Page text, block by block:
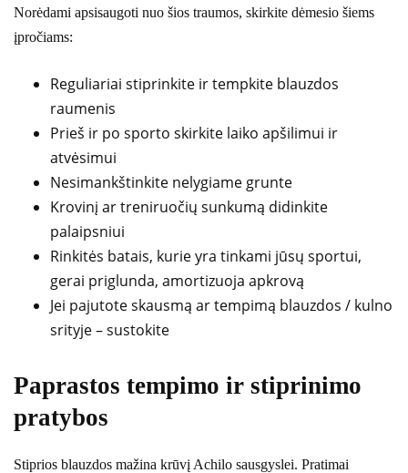
Norėdami apsisaugoti nuo šios traumos, skirkite dėmesio šiems
įpročiams:
Reguliariai stiprinkite ir tempkite blauzdos
raumenis
Prieš ir po sporto skirkite laiko apšilimui ir
atvėsimui
Nesimankštinkite nelygiame grunte
Krovinį ar treniruočių sunkumą didinkite
palaipsniui
Rinkitės batais, kurie yra tinkami jūsų sportui,
gerai priglunda, amortizuoja apkrovą
Jei pajutote skausmą ar tempimą blauzdos / kulno
srityje – sustokite
Paprastos tempimo ir stiprinimo
pratybos
Stiprios blauzdos mažina krūvį Achilo sausgyslei. Pratimai